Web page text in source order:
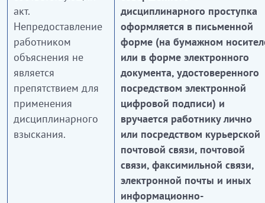
акт.
Непредоставление
работником
объяснения не
является
препятствием для
применения
дисциплинарного
взыскания.
дисциплинарного проступка
оформляется в письменной
форме (на бумажном
или в форме электронного
документа, удостоверенного
посредством электронной
цифровой подписи) и
вручается работнику лично
или посредством курьерской
почтовой связи, почтовой
связи, факсимильной связи,
электронной почты и иных
информационно-